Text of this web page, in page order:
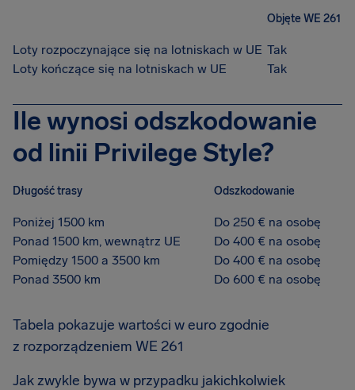
Objęte WE 261
Loty rozpoczynające się na lotniskach w UE Tak
Loty kończące się na lotniskach w UE
Tak
Ile wynosi odszkodowanie
od linii Privilege Style?
Długość trasy Odszkodowanie
Poniżej 1500 km
Do 250 € na osobę
Ponad 1500 km, wewnątrz UE
Do 400 € na osobę
Pomiędzy 1500 a 3500 km
Do 400 € na osobę
Ponad 3500 km
Do 600 € na osobę
Tabela pokazuje wartości w euro zgodnie
z rozporządzeniem WE 261
Jak zwykle bywa w przypadku jakichkolwiek